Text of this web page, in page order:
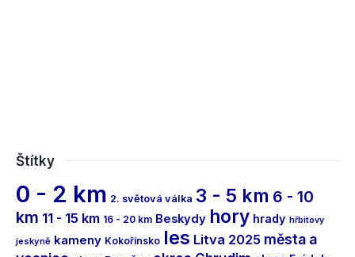
Štítky
0 - 2 km 2. světová válka 3 - 5 km 6 - 10
km 11 - 15 km 16 - 20 km Beskydy hory hrady hřbitovy
jeskyně kameny Kokořínsko les Litva 2025 města a